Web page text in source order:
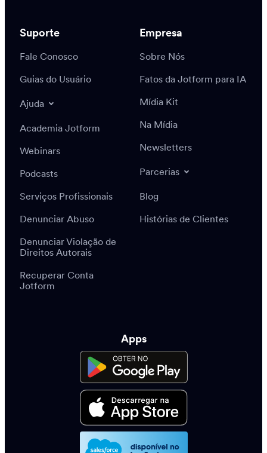
Suporte
Fale Conosco
Guias do Usuário
Ajuda
Academia Jotform
Webinars
Podcasts
Serviços Profissionais
Denunciar Abuso
Denunciar Violação de
Direitos Autorais
Recuperar Conta
Jotform
Empresa
Sobre Nós
Fatos da Jotform para IA
Mídia Kit
Na Mídia
Newsletters
Parcerias
Blog
Histórias de Clientes
Apps